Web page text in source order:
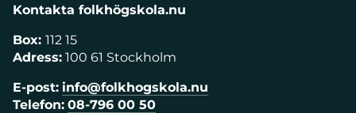
Kontakta folkhögskola.nu
Box: 112 15
Adress: 100 61 Stockholm
E-post: info@folkhogskola.nu
Telefon: 08-796 00 50